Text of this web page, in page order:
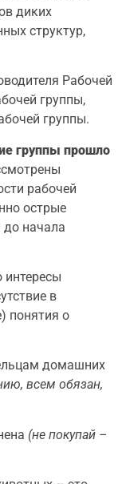
диких
структур,
Рабочей
группы,
группы.
группы прошло
рабочей
острые
начала
интересы
в
понятия о
домашних
всем обязан,
(не покупай –